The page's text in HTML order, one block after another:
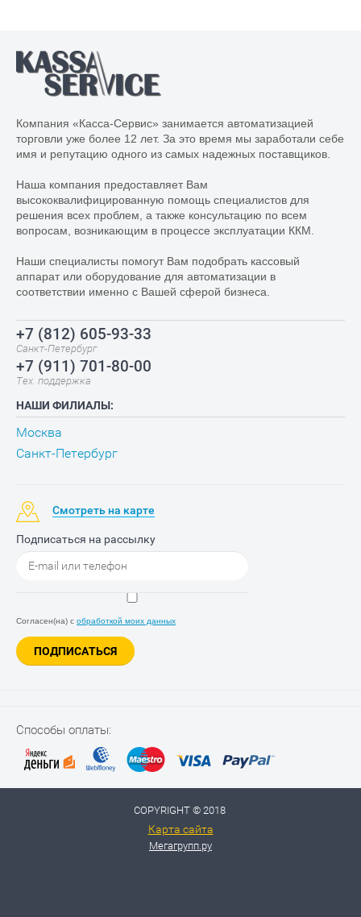
Компания «Касса-Сервис» занимается автоматизацией
торговли уже более 12 лет. За это время мы заработали себе
имя и репутацию одного из самых надежных поставщиков.
Наша компания предоставляет Вам
высококвалифицированную помощь специалистов для
решения всех проблем, а также консультацию по всем
вопросам, возникающим в процессе эксплуатации ККМ.
Наши специалисты помогут Вам подобрать кассовый
аппарат или оборудование для автоматизации в
соответствии именно с Вашей сферой бизнеса.
+7 (812) 605-93-33
Санкт-Петербург
+7 (911) 701-80-00
Тех. поддержка
НАШИ ФИЛИАЛЫ:
Москва
Санкт-Петербург
Смотреть на карте
Подписаться на рассылку
Согласен(на) с обработкой моих данных
ПОДПИСАТЬСЯ
Способы оплаты:
COPYRIGHT © 2018
Карта сайта
Мегагрупп.ру